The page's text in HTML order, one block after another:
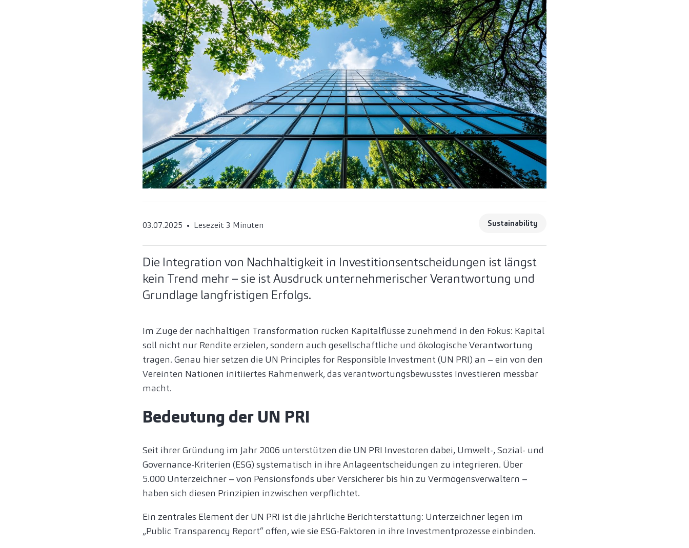
03.07.2025 Lesezeit 3 Minuten Sustainability
Die Integration von Nachhaltigkeit in Investitionsentscheidungen ist längst
kein Trend mehr – sie ist Ausdruck unternehmerischer Verantwortung und
Grundlage langfristigen Erfolgs.
Im Zuge der nachhaltigen Transformation rücken Kapitalflüsse zunehmend in den Fokus: Kapital
soll nicht nur Rendite erzielen, sondern auch gesellschaftliche und ökologische Verantwortung
tragen. Genau hier setzen die UN Principles for Responsible Investment (UN PRI) an – ein von den
Vereinten Nationen initiiertes Rahmenwerk, das verantwortungsbewusstes Investieren messbar
macht.
Bedeutung der UN PRI
Seit ihrer Gründung im Jahr 2006 unterstützen die UN PRI Investoren dabei, Umwelt-, Sozial- und
Governance-Kriterien (ESG) systematisch in ihre Anlageentscheidungen zu integrieren. Über
5.000 Unterzeichner – von Pensionsfonds über Versicherer bis hin zu Vermögensverwaltern –
haben sich diesen Prinzipien inzwischen verpflichtet.
Ein zentrales Element der UN PRI ist die jährliche Berichterstattung: Unterzeichner legen im
„Public Transparency Report“ offen, wie sie ESG-Faktoren in ihre Investmentprozesse einbinden.